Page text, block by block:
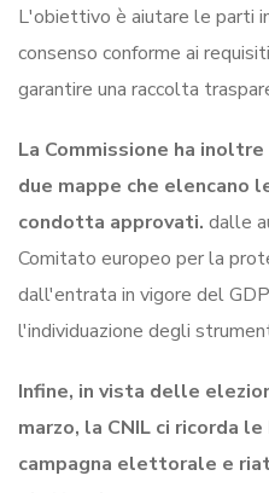
L'obiettivo è aiutare le parti
consenso conforme ai
garantire una raccolta
La Commissione ha
due mappe che elencano
condotta approvati. dalle
Comitato europeo per la
dall'entrata in vigore del
l'individuazione degli
Infine, in vista delle
marzo, la CNIL ci ricorda
campagna elettorale e